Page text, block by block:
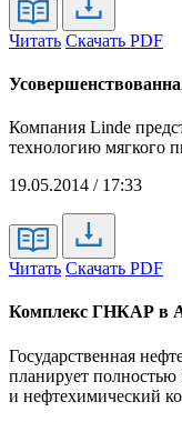
Читать Скачать PDF
Компания Linde
технологию мягкого
19.05.2014 / 17:33
Читать Скачать PDF
Комплекс ГНКАР в
Государственная
планирует полностью
и нефтехимический